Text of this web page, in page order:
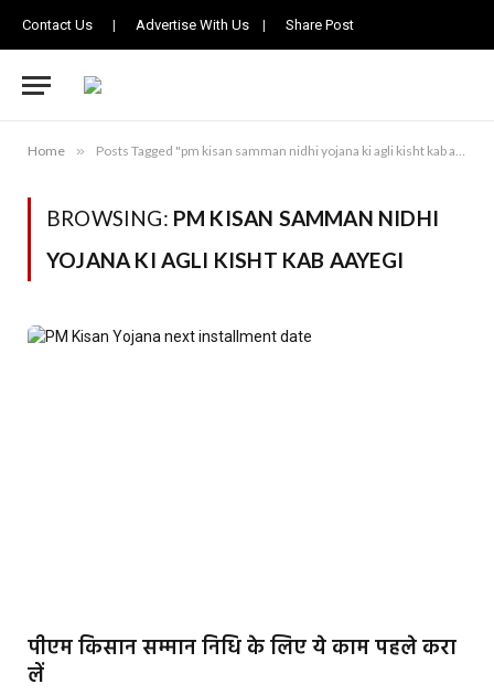
Contact Us | Advertise With Us | Share Post
Home » Posts Tagged "pm kisan samman nidhi yojana ki agli kisht kab aayegi"
BROWSING: PM KISAN SAMMAN NIDHI
YOJANA KI AGLI KISHT KAB AAYEGI
पीएम किसान सम्मान निधि के लिए ये काम पहले करा
लें